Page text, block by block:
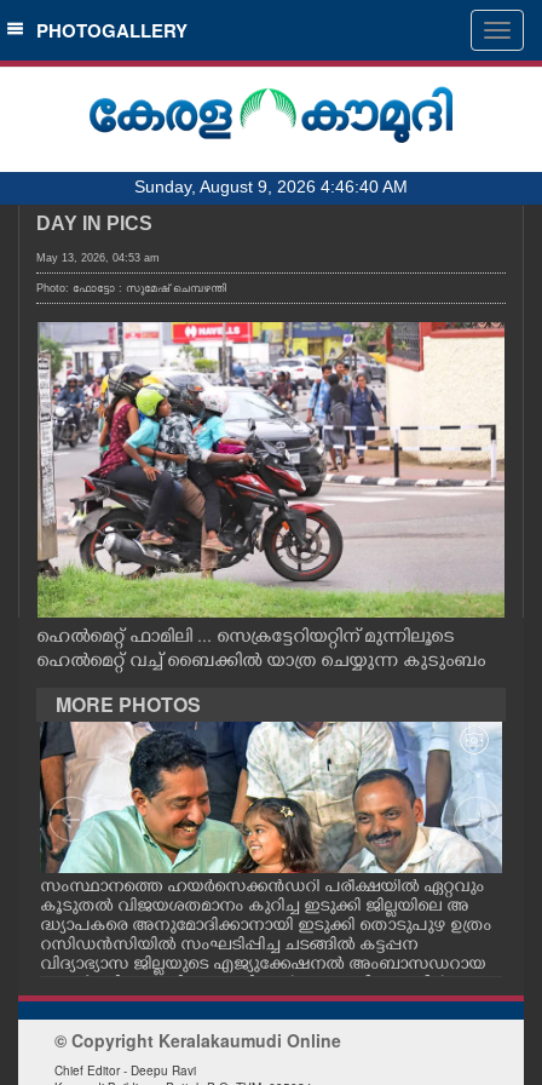
SECTIONS
HOME
NOTIFIED NEWS
KERALA
LOCAL
OBITUARY
NEWS 360
CASE DIARY
CINEMA
OPINION
PHOTOS
LIFESTYLE
SPIRITUAL
PHOTOGALLERY
Sunday, August 9, 2026 4:46:40 AM
DAY IN PICS
May 13, 2026, 04:53 am
Photo: ഫോട്ടോ : സുമേഷ് ചെമ്പഴന്തി
ഹെൽമെറ്റ് ഫാമിലി ... സെക്രട്ടേറിയറ്റിന് മുന്നിലൂടെ
ഹെൽമെറ്റ് വച്ച് ബൈക്കിൽ യാത്ര ചെയ്യുന്ന കുടുംബം
MORE PHOTOS
സംസ്ഥാനത്തെ ഹയർസെക്കൻഡറി പരീക്ഷയിൽ ഏറ്റവും
കൂടുതൽ വിജയശതമാനം കുറിച്ച ഇടുക്കി ജില്ലയിലെ അ
ദ്ധ്യാപകരെ അനുമോദിക്കാനായി ഇടുക്കി തൊടുപുഴ ഉത്രം
റസിഡൻസിയിൽ സംഘടിപ്പിച്ച ചടങ്ങിൽ കട്ടപ്പന
വിദ്യാഭ്യാസ ജില്ലയുടെ എജ്യുക്കേഷനൽ അംബാസഡറായ
കുര്യാക്കോസ് എം.പിയും അഭിനന്ദിച്ചപ്പോൾ. ശാരീരിക പ
രിമിതികളെ അതിജീവിച്ച് പ്ലസ്ടു പരീക്ഷയിൽ എല്ലാ വിഷയ
ങ്ങൾക്കും എ പ്ലസ് നേടിയതോടെയാണ് എസ്തർ ശ്രദ്ധേയ
യായത്. ഈ നേട്ടം മറ്റുള്ളവർക്കും പ്രചോദനമാവുമെന്ന
© Copyright Keralakaumudi Online
Chief Editor - Deepu Ravi